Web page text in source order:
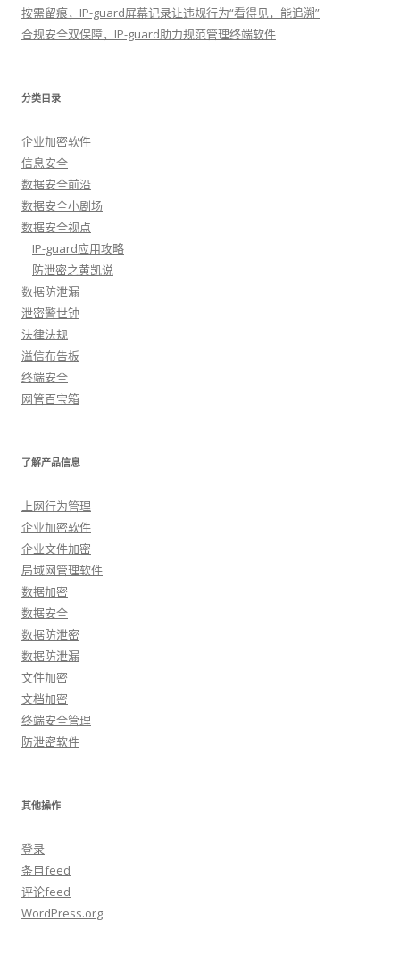
按需留痕，IP-guard屏幕记录让违规行为“看得见，能追溯”
合规安全双保障，IP-guard助力规范管理终端软件
分类目录
企业加密软件
信息安全
数据安全前沿
数据安全小剧场
数据安全视点
IP-guard应用攻略
防泄密之黄凯说
数据防泄漏
泄密警世钟
法律法规
溢信布告板
终端安全
网管百宝箱
了解产品信息
上网行为管理
企业加密软件
企业文件加密
局域网管理软件
数据加密
数据安全
数据防泄密
数据防泄漏
文件加密
文档加密
终端安全管理
防泄密软件
其他操作
登录
条目feed
评论feed
WordPress.org